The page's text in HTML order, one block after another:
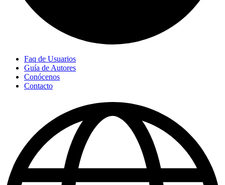
Faq de Usuarios
Guía de Autores
Conócenos
Contacto